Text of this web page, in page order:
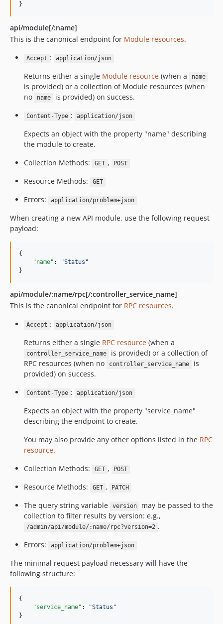
}
api/module[/:name]
This is the canonical endpoint for Module resources.
Accept : application/json
Returns either a single Module resource (when a name
is provided) or a collection of Module resources (when
no
name is provided) on success.
Content-Type : application/json
Expects an object with the property "name" describing
the module to create.
Collection Methods:
GET , POST
Resource Methods: GET
Errors: application/problem+json
When creating a new API module, use the following request
payload:
{
"name" : "Status "
}
api/module/:name/rpc[/:controller_service_name]
This is the canonical endpoint for RPC resources.
Accept : application/json
Returns either a single RPC resource (when a
controller_service_name
is provided) or a collection of
RPC resources (when no
controller_service_name
is
provided) on success.
Content-Type : application/json
Expects an object with the property "service_name"
describing the endpoint to create.
You may also provide any other options listed in the RPC
resource.
Collection Methods:
GET , POST
Resource Methods: GET , PATCH
The query string variable version
may be passed to the
collection to filter results by version: e.g.,
/admin/api/module/:name/rpc?version=2 .
Errors:
application/problem+json
The minimal request payload necessary will have the
following structure:
{
"service_name" : "Status "
}